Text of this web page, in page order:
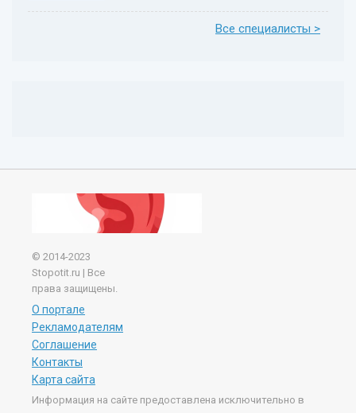
Все специалисты >
© 2014-2023
Stopotit.ru | Все
права защищены.
О портале
Рекламодателям
Соглашение
Контакты
Карта сайта
Информация на сайте предоставлена исключительно в